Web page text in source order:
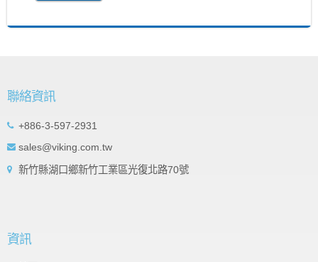
聯絡資訊
+886-3-597-2931
sales@viking.com.tw
新竹縣湖口鄉新竹工業區光復北路70號
資訊